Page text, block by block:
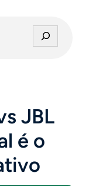
e
s
a
JBL
é o